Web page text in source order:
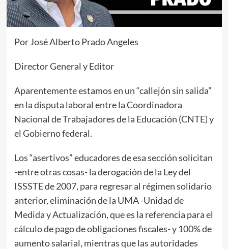
Por José Alberto Prado Angeles
Director General y Editor
Aparentemente estamos en un “callejón sin salida”
en la disputa laboral entre la Coordinadora
Nacional de Trabajadores de la Educación (CNTE) y
el Gobierno federal.
Los “asertivos” educadores de esa sección solicitan
-entre otras cosas- la derogación de la Ley del
ISSSTE de 2007, para regresar al régimen solidario
anterior, eliminación de la UMA -Unidad de
Medida y Actualización, que es la referencia para el
cálculo de pago de obligaciones fiscales- y 100% de
aumento salarial, mientras que las autoridades